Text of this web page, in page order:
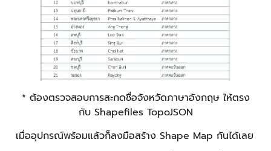
* ต้องตรวจสอบการสะกดชื่อจังหวัดภาษาอังกฤษ ให้ตรง
กับ Shapefiles TopoJSON
เมื่ออุปกรณ์พร้อมแล้วก็ลงมือสร้าง Shape Map กันได้เลย